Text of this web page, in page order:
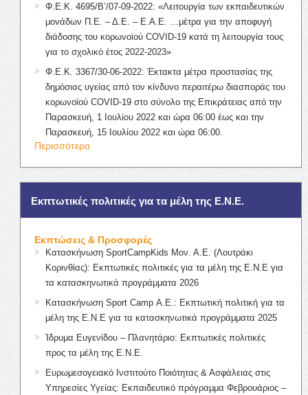
Φ.Ε.Κ. 4695/Β’/07-09-2022: «Λειτουργία των εκπαιδευτικών
μονάδων Π.Ε. – Δ.Ε. – Ε.Α.Ε. …μέτρα για την αποφυγή
διάδοσης του κορωνοϊού COVID-19 κατά τη λειτουργία τους
για το σχολικό έτος 2022-2023»
Φ.Ε.Κ. 3367/30-06-2022: Έκτακτα μέτρα προστασίας της
δημόσιας υγείας από τον κίνδυνο περαιτέρω διασποράς του
κορωνοϊού COVID-19 στο σύνολο της Επικράτειας από την
Παρασκευή, 1 Ιουλίου 2022 και ώρα 06:00 έως και την
Παρασκευή, 15 Ιουλίου 2022 και ώρα 06:00.
Περισσότερα
Εκπτωτικές πολιτικές για τα μέλη της Ε.Ν.Ε.
Εκπτώσεις & Προσφορές
Κατασκήνωση SportCampKids Μον. Α.Ε. (Λουτράκι
Κορινθίας): Εκπτωτικές πολιτικές για τα μέλη της Ε.Ν.Ε για
τα κατασκηνωτικά προγράμματα 2026
Κατασκήνωση Sport Camp Α.Ε.: Εκπτωτική πολιτική για τα
μέλη της Ε.Ν.Ε για τα κατασκηνωτικά προγράμματα 2025
Ίδρυμα Ευγενίδου – Πλανητάριο: Εκπτωτικές πολιτικές
προς τα μέλη της Ε.Ν.Ε.
Ευρωμεσογειακό Ινστιτούτο Ποιότητας & Ασφάλειας στις
Υπηρεσίες Υγείας: Εκπαιδευτικό πρόγραμμα Φεβρουάριος –